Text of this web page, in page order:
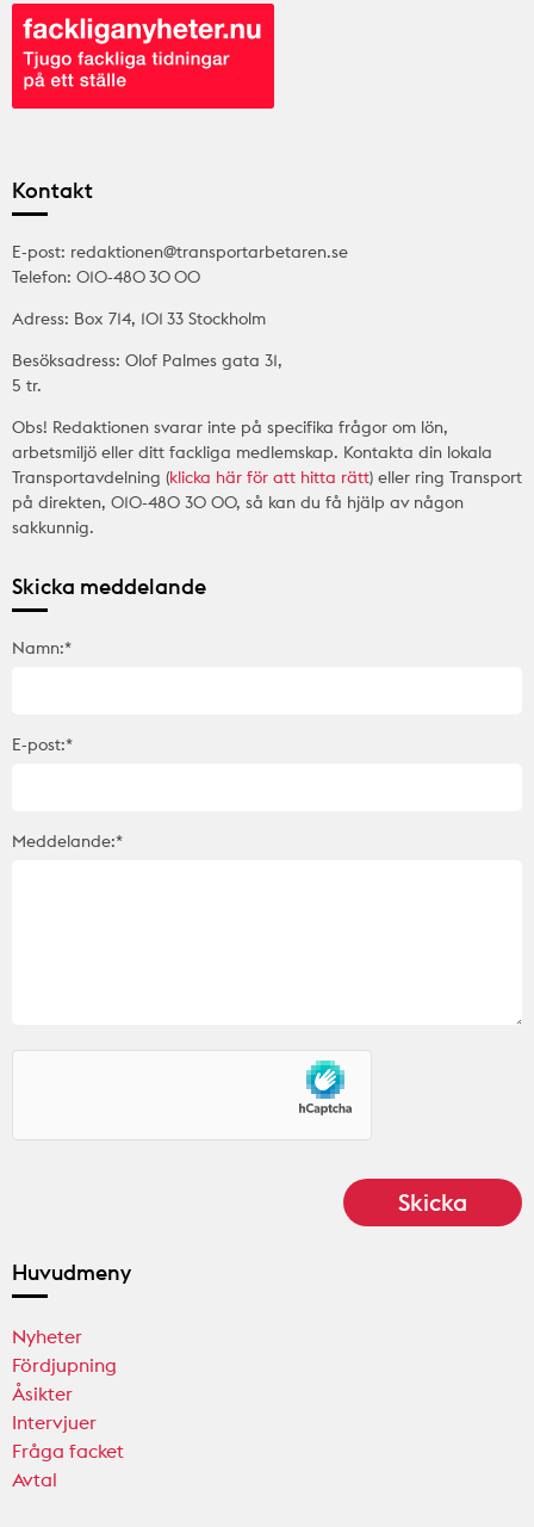
Kontakt
E-post: redaktionen@transportarbetaren.se
Telefon: 010-480 30 00
Adress: Box 714, 101 33 Stockholm
Besöksadress: Olof Palmes gata 31,
5 tr.
Obs! Redaktionen svarar inte på specifika frågor om lön,
arbetsmiljö eller ditt fackliga medlemskap. Kontakta din lokala
Transportavdelning (klicka här för att hitta rätt) eller ring Transport
på direkten, 010-480 30 00, så kan du få hjälp av någon
sakkunnig.
Skicka meddelande
Namn:*
E-post:*
Meddelande:*
Huvudmeny
Nyheter
Fördjupning
Åsikter
Intervjuer
Fråga facket
Avtal